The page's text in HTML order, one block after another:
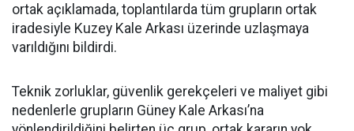
ortak açıklamada, toplantılarda tüm grupların ortak
iradesiyle Kuzey Kale Arkası üzerinde uzlaşmaya
varıldığını bildirdi.
Teknik zorluklar, güvenlik gerekçeleri ve maliyet gibi
nedenlerle grupların Güney Kale Arkası’na